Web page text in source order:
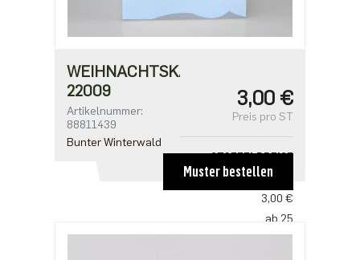
WEIHNACHTSKARTE
22009
Artikelnummer:
88811439
Bunter Winterwald
3,00 €
Preis pro ST
STAFFELPREISE
ab 1
3,00 €
ab 25
2,50 €
Muster bestellen